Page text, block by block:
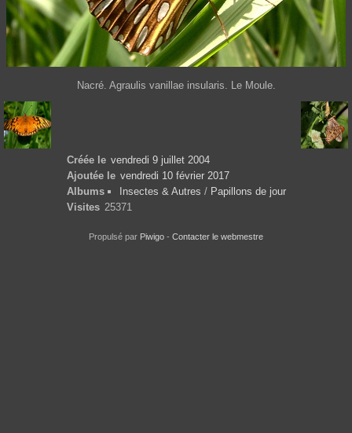
Nacré. Agraulis vanillae insularis. Le Moule.
Créée le vendredi 9 juillet 2004
Ajoutée le vendredi 10 février 2017
Albums
Insectes & Autres / Papillons de jour
Visites 25371
Propulsé par Piwigo - Contacter le webmestre